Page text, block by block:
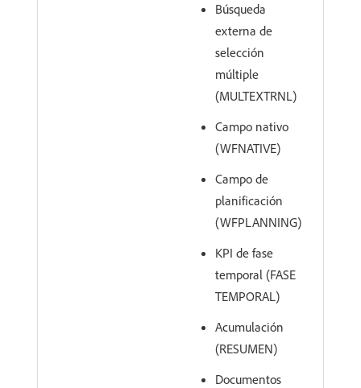
Búsqueda
externa de
selección
múltiple
(MULTEXTRNL)
Campo nativo
(WFNATIVE)
Campo de
planificación
(WFPLANNING)
KPI de fase
temporal (FASE
TEMPORAL)
Acumulación
(RESUMEN)
Documentos